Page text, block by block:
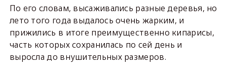
По его словам, высаживались разные деревья, но
лето того года выдалось очень жарким, и
прижились в итоге преимущественно кипарисы,
часть которых сохранилась по сей день и
выросла до внушительных размеров.